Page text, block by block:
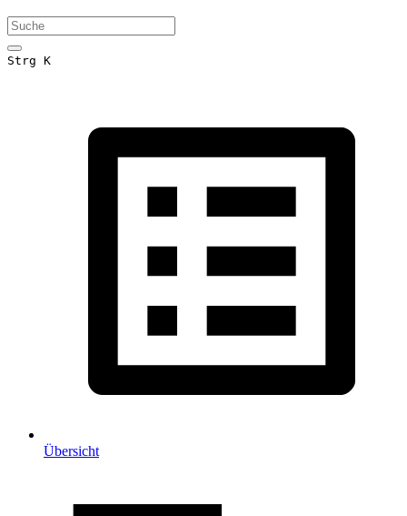
Strg K
Übersicht